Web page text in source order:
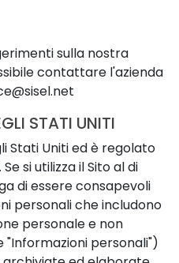
sulla nostra
contattare l'azienda
STATI UNITI
Stati Uniti ed è regolato
si utilizza il Sito al di
di essere consapevoli
personali che includono
personale e non
personali")